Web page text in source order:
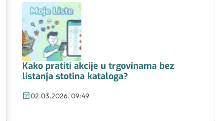
Kako pratiti akcije u trgovinama bez
listanja stotina kataloga?
02.03.2026. 09:49